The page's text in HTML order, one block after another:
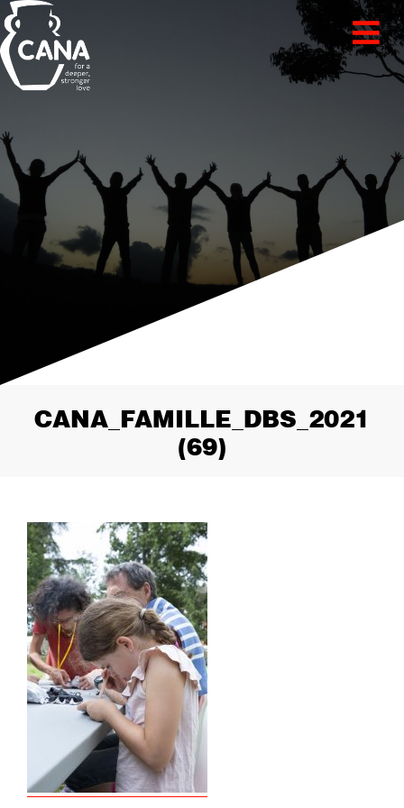
CANA_FAMILLE_DBS_2021
(69)